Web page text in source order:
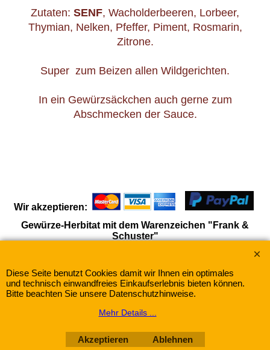
Zutaten: SENF, Wacholderbeeren, Lorbeer,
Thymian, Nelken, Pfeffer, Piment, Rosmarin,
Zitrone.
Super zum Beizen allen Wildgerichten.
In ein Gewürzsäckchen auch gerne zum
Abschmecken der Sauce.
Wir akzeptieren:
Gewürze-Herbitat mit dem Warenzeichen "Frank &
Schuster"
WebShop erstellt mit
ShopFactory Shop
Software.
Diese Seite benutzt Cookies damit wir Ihnen ein optimales
und technisch einwandfreies Einkaufserlebnis bieten können.
Bitte beachten Sie unsere Datenschutzhinweise.
Mehr Details ...
Akzeptieren Ablehnen